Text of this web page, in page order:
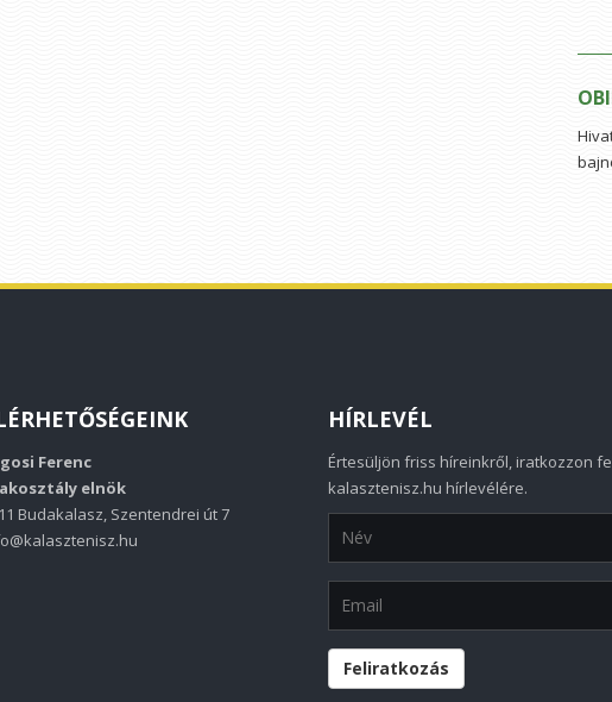
Ferenc
elnök
Budakalasz, Szentendrei út 7
HÍRLEVÉL
Értesüljön friss híreinkről, iratkozzon
kalasztenisz.hu hírlevélére.
Feliratkozás